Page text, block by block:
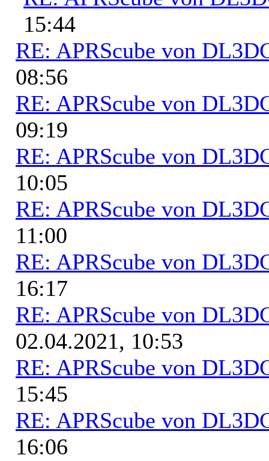
15:44
RE: APRScube von
08:56
RE: APRScube von
09:19
RE: APRScube von
10:05
RE: APRScube von
11:00
RE: APRScube von
16:17
RE: APRScube von
02.04.2021, 10:53
RE: APRScube von
15:45
RE: APRScube von
16:06